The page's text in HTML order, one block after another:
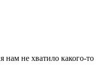
нам не хватило какого-то